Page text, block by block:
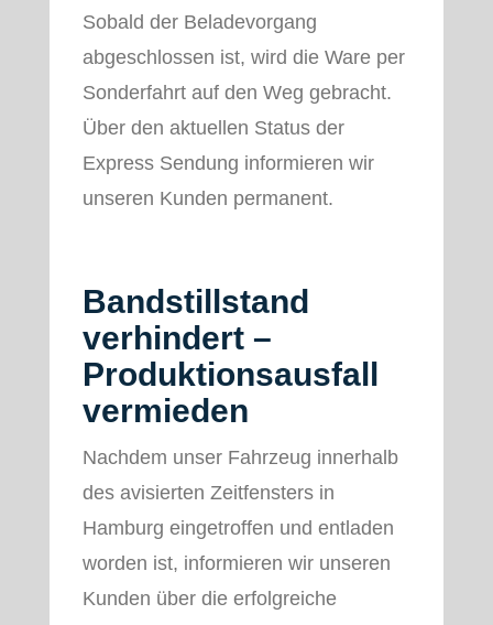
Sobald der Beladevorgang
abgeschlossen ist, wird die Ware per
Sonderfahrt auf den Weg gebracht.
Über den aktuellen Status der
Express Sendung informieren wir
unseren Kunden permanent.
Bandstillstand
verhindert –
Produktionsausfall
vermieden
Nachdem unser Fahrzeug innerhalb
des avisierten Zeitfensters in
Hamburg eingetroffen und entladen
worden ist, informieren wir unseren
Kunden über die erfolgreiche